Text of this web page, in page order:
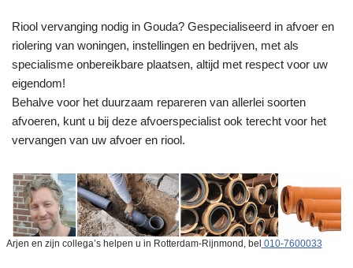
Riool vervanging nodig in Gouda? Gespecialiseerd in afvoer en
riolering van woningen, instellingen en bedrijven, met als
specialisme onbereikbare plaatsen, altijd met respect voor uw
eigendom!
Behalve voor het duurzaam repareren van allerlei soorten
afvoeren, kunt u bij deze afvoerspecialist ook terecht voor het
vervangen van uw afvoer en riool.
Arjen en zijn collega’s helpen u in Rotterdam-Rijnmond, bel 010-7600033